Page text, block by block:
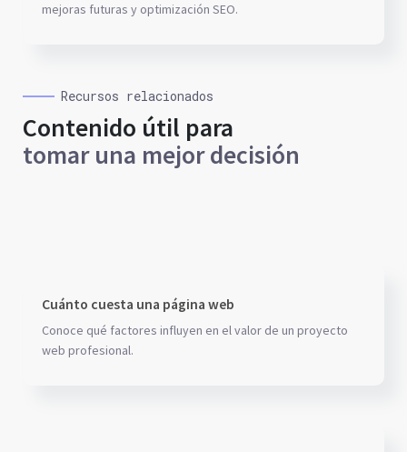
mejoras futuras y optimización SEO.
Recursos relacionados
Contenido útil para
tomar una mejor decisión
Cuánto cuesta una página web
Conoce qué factores influyen en el valor de un proyecto
web profesional.